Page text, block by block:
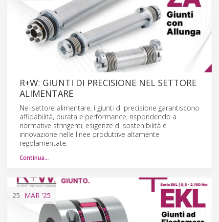
R+W: GIUNTI DI PRECISIONE NEL SETTORE
ALIMENTARE
Nel settore alimentare, i giunti di precisione garantiscono
affidabilità, durata e performance, rispondendo a
normative stringenti, esigenze di sostenibilità e
innovazione nelle linee produttive altamente
regolamentate.
Continua…
25 MAR '25